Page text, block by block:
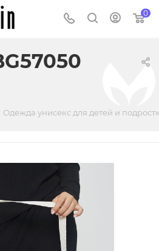
0
Одежда унисекс для детей и